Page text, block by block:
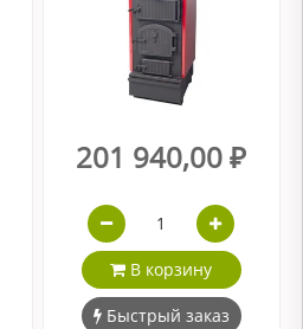
201 940,00 ₽
В корзину
Быстрый заказ